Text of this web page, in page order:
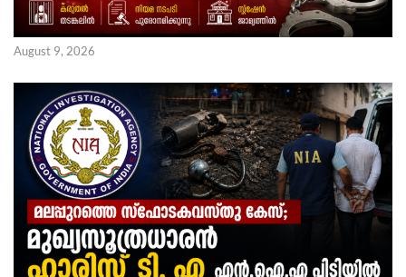
August 9, 2026